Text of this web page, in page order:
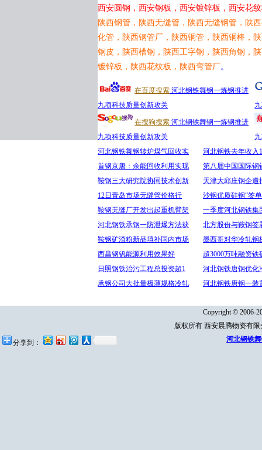
西安圆钢，西安钢板，西安镀锌板，西安花
陕西钢管，陕西无缝管，陕西无缝钢管，陕
化管，陕西钢管厂，陕西铜管，陕西铜棒，
钢皮，陕西槽钢，陕西工字钢，陕西角钢，
镀锌板，陕西花纹板，陕西弯管厂。
在百度搜索 河北钢铁舞钢一炼钢推进
九项科技质量创新攻关
在搜狗搜索 河北钢铁舞钢一炼钢推进
九项科技质量创新攻关
河北钢铁舞钢转炉煤气回收实
首钢京唐：余能回收利用实现
鞍钢三大研究院协同技术创新
12日青岛市场无缝管价格行
鞍钢无缝厂开发出起重机臂架
河北钢铁承钢一防泄爆方法获
鞍钢矿渣粉新品填补国内市场
西昌钢钒能源利用效果好
日照钢铁治污工程总投资超1
承钢公司大批量极薄规格冷轧
河北钢铁去年收入
第八届中国国际钢
天津大邱庄钢企遭
沙钢优质硅钢“签
一季度河北钢铁集
北方股份与鞍钢签
墨西哥对华冷轧钢
超3000万吨融资铁
河北钢铁唐钢优化
河北钢铁唐钢一装
Copyright © 2006-
版权所有 西安晨腾物资有
河北钢铁
分享到：